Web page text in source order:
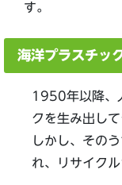
す。
海洋プラスチッ
1950年以降、
クを生み出して
しかし、その
れ、リサイク